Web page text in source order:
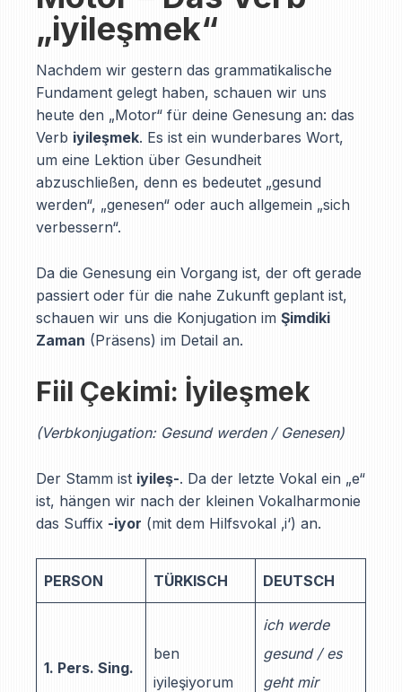
„iyileşmek“
Nachdem wir gestern das grammatikalische
Fundament gelegt haben, schauen wir uns
heute den „Motor“ für deine Genesung an: das
Verb iyileşmek. Es ist ein wunderbares Wort,
um eine Lektion über Gesundheit
abzuschließen, denn es bedeutet „gesund
werden“, „genesen“ oder auch allgemein „sich
verbessern“.
Da die Genesung ein Vorgang ist, der oft gerade
passiert oder für die nahe Zukunft geplant ist,
schauen wir uns die Konjugation im Şimdiki
Zaman (Präsens) im Detail an.
Fiil Çekimi: İyileşmek
(Verbkonjugation: Gesund werden / Genesen)
Der Stamm ist iyileş-. Da der letzte Vokal ein „e“
ist, hängen wir nach der kleinen Vokalharmonie
das Suffix -iyor (mit dem Hilfsvokal ‚i‘) an.
PERSON TÜRKISCH DEUTSCH
1. Pers. Sing.
ben
iyileşiyorum
ich werde
gesund / es
geht mir